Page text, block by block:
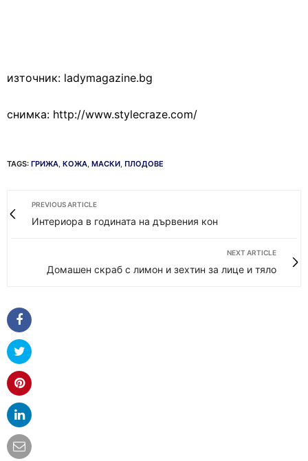
източник: ladymagazine.bg
снимка: http://www.stylecraze.com/
TAGS: ГРИЖА КОЖА МАСКИ ПЛОДОВЕ
PREVIOUS ARTICLE
Интериора в годината на дървения кон
NEXT ARTICLE
Домашен скраб с лимон и зехтин за лице и тяло